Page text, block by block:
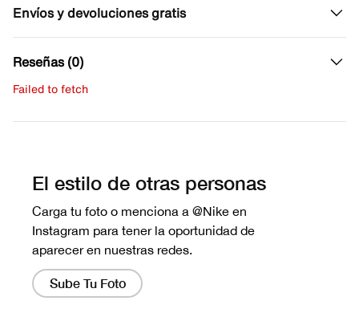
Envíos y devoluciones gratis
Reseñas (0)
Failed to fetch